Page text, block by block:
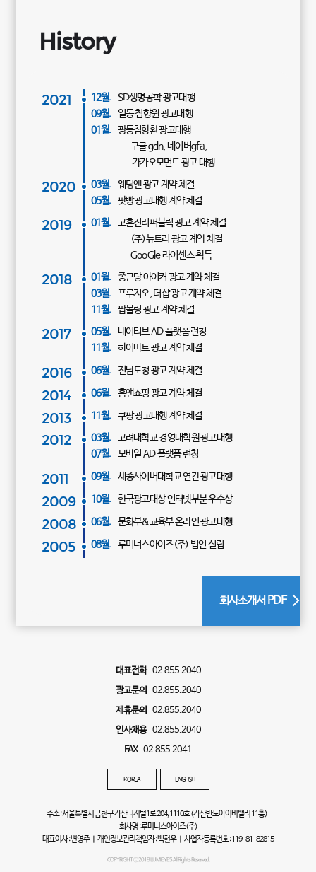
History
2021 12월.
SD생명공학 광고대행
09월.
일동 침향원 광고대행
01월.
광동침향환 광고대행
구글 gdn, 네이버gfa,
카카오모먼트 광고 대행
2020 03월.
웨딩앤 광고 계약 체결
05월.
팟빵 광고대행 계약 체결
2019 01월.
고혼진리퍼블릭 광고 계약 체결
(주)뉴트리 광고 계약 체결
GooGle 라이센스 획득
2018 01월.
종근당 아이커 광고 계약 체결
03월.
프루지오, 더샵 광고 계약 체결
11월.
팝볼링 광고 계약 체결
2017 05월.
네이티브 AD 플랫폼 런칭
11월.
하이마트 광고 계약 체결
2016 06월. 전남도청 광고 계약 체결
2014 06월. 홈앤쇼핑 광고 계약 체결
2013 11월. 쿠팡 광고대행 계약 체결
2012 03월.
고려대학교 경영대학원 광고대행
07월.
모바일 AD 플랫폼 런칭
2011 09월. 세종사이버대학교 연간 광고대행
2009 10월. 한국광고대상 인터넷부분 우수상
2008 06월. 문화부&교육부 온라인 광고대행
2005 08월. 루미너스아이즈(주) 법인 설립
회사소개서 PDF
대표전화02.855.2040
광고문의 02.855.2040
제휴문의 02.855.2040
인사채용02.855.2040
FAX02.855.2041
KOREA ENGLISH
주소 : 서울특별시 금천구 가산디지털1로 204, 1110호 (가산반도아이비밸리 11층)
회사명 : 루미너스아이즈(주)
대표이사 : 변영주 ㅣ 개인정보관리책임자 : 백현우 ㅣ 사업자등록번호 : 119-81-82815
COPYRIGHT ⓒ 2018 LUMIEYES All Rights Reserved.